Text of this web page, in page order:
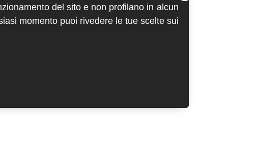
del sito e non profilano in alcun
momento puoi rivedere le tue scelte sui